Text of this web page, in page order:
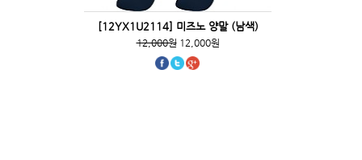
[12YX1U2114] 미즈노 양말 (남색)
12,000원12,000원